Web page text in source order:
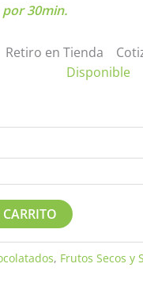
30min.
Retiro en Tienda
, Frutos Secos y